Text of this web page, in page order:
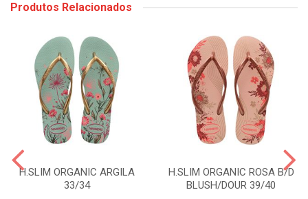
Produtos Relacionados
H.SLIM ORGANIC ARGILA
33/34
H.SLIM ORGANIC ROSA B/D
BLUSH/DOUR 39/40